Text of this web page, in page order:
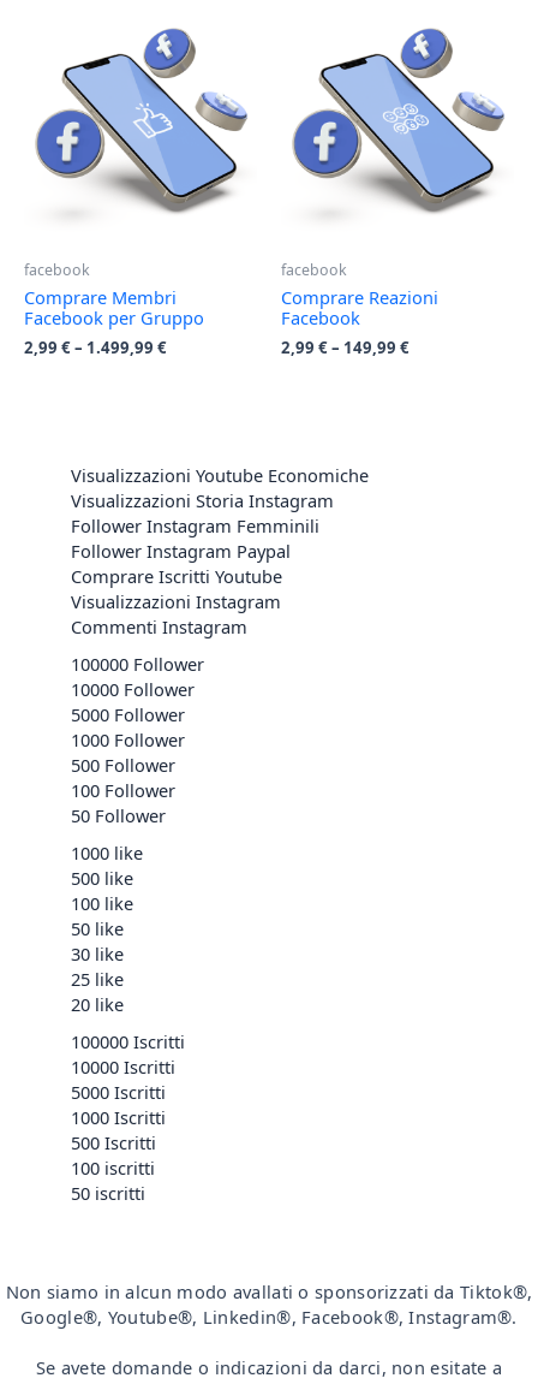
facebook
Comprare Membri
Facebook per Gruppo
2,99 €– 1.499,99 €
facebook
Comprare Reazioni
Facebook
2,99 €– 149,99 €
Visualizzazioni Youtube Economiche
Visualizzazioni Storia Instagram
Follower Instagram Femminili
Follower Instagram Paypal
Comprare Iscritti Youtube
Visualizzazioni Instagram
Commenti Instagram
100000 Follower
10000 Follower
5000 Follower
1000 Follower
500 Follower
100 Follower
50 Follower
1000 like
500 like
100 like
50 like
30 like
25 like
20 like
100000 Iscritti
10000 Iscritti
5000 Iscritti
1000 Iscritti
500 Iscritti
100 iscritti
50 iscritti
Non siamo in alcun modo avallati o sponsorizzati da Tiktok®,
Google®, Youtube®, Linkedin®, Facebook®, Instagram®.
Se avete domande o indicazioni da darci, non esitate a